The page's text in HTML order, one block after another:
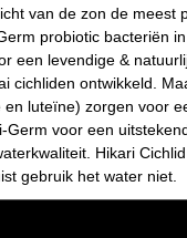
van de zon de
probiotic bacteriën
een levendige &
cichliden ontwikkeld.
luteïne) zorgen voor
voor een
Hikari
gebruik het water niet.